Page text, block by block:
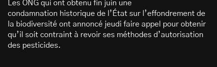
Les ONG qui ont obtenu fin juin une
condamnation historique de l’État sur l’effondrement de
la biodiversité ont annoncé jeudi faire appel pour obtenir
qu’il soit contraint à revoir ses méthodes d’autorisation
des pesticides.